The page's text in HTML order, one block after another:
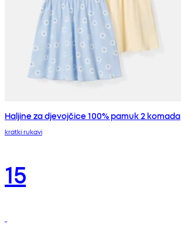
Haljine za djevojčice 100% pamuk 2 komada
kratki rukavi
15